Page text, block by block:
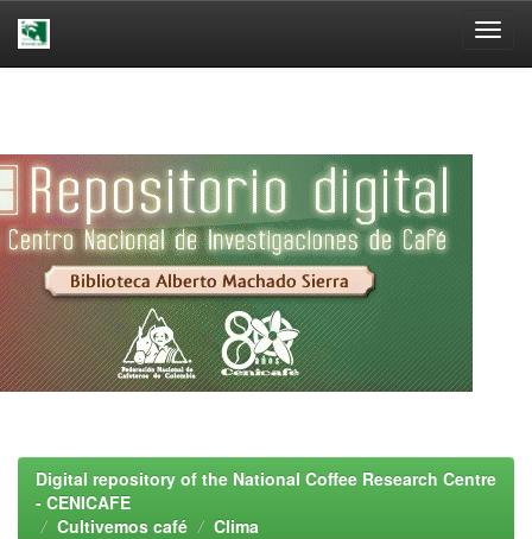
Digital repository of the National Coffee Research Centre
- CENICAFE
Cultivemos café
Clima